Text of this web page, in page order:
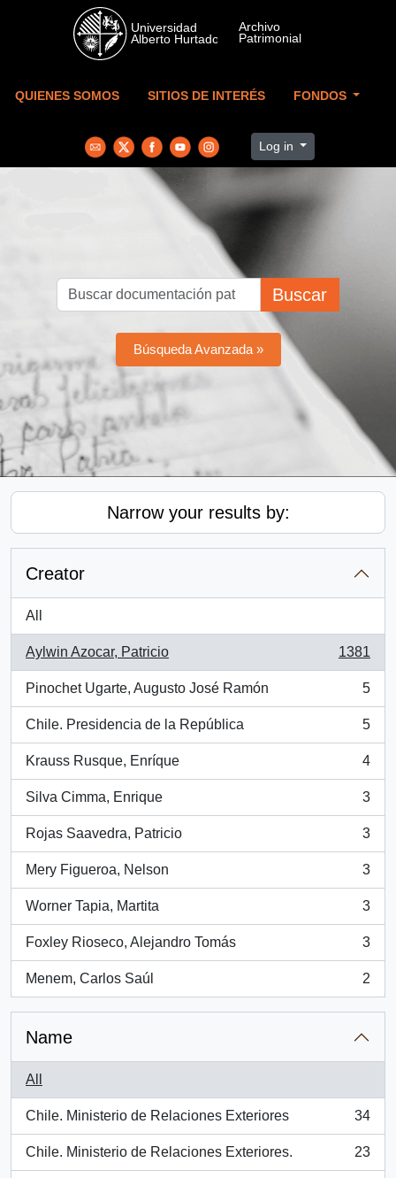
Skip to main content
QUIENES SOMOS SITIOS DE INTERÉS FONDOS
Log in
Buscar
Búsqueda Avanzada »
Narrow your results by:
Creator
All
Aylwin Azocar, Patricio
, 1381 results
1381
Pinochet Ugarte, Augusto José Ramón
, 5 results
5
Chile. Presidencia de la República
, 5 results
5
Krauss Rusque, Enríque
, 4 results
4
Silva Cimma, Enrique
, 3 results
3
Rojas Saavedra, Patricio
, 3 results
3
Mery Figueroa, Nelson
, 3 results
3
Worner Tapia, Martita
, 3 results
3
Foxley Rioseco, Alejandro Tomás
, 3 results
3
Menem, Carlos Saúl
, 2 results
2
Name
All
Chile. Ministerio de Relaciones Exteriores
, 34 results
34
Chile. Ministerio de Relaciones Exteriores.
, 23 results
23